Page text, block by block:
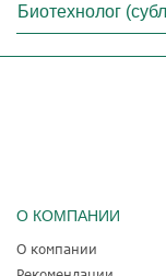
Биотехнолог
О КОМПАНИИ
О компании